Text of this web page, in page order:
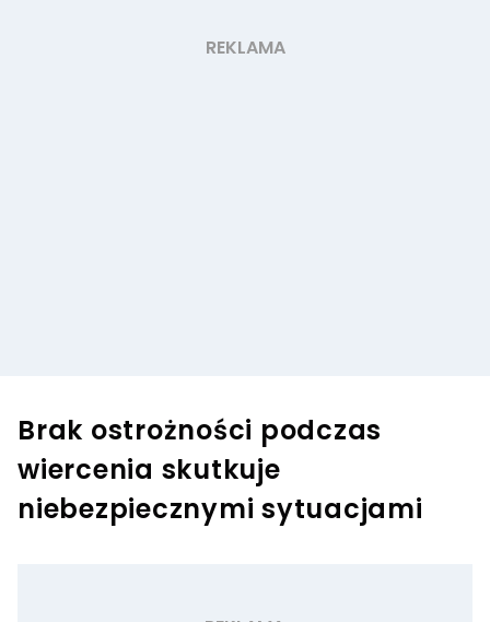
Brak ostrożności podczas
wiercenia skutkuje
niebezpiecznymi sytuacjami